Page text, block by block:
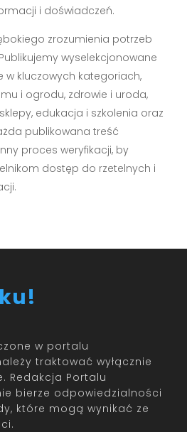
i doświadczeń.
zrozumienia potrzeb
wyselekcjonowane
w kluczowych kategoriach,
i ogrodu, zdrowie i uroda,
edukacja i szkolenia oraz
publikowana treść
proces weryfikacji, by
dostęp do rzetelnych i
w portalu
traktować wyłącznie
Redakcja Portalu
bierze odpowiedzialności
które mogą wynikać ze